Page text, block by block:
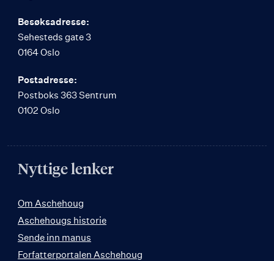
Besøksadresse:
Sehesteds gate 3
0164 Oslo
Postadresse:
Postboks 363 Sentrum
0102 Oslo
Nyttige lenker
Om Aschehoug
Aschehougs historie
Sende inn manus
Forfatterportalen Aschehoug